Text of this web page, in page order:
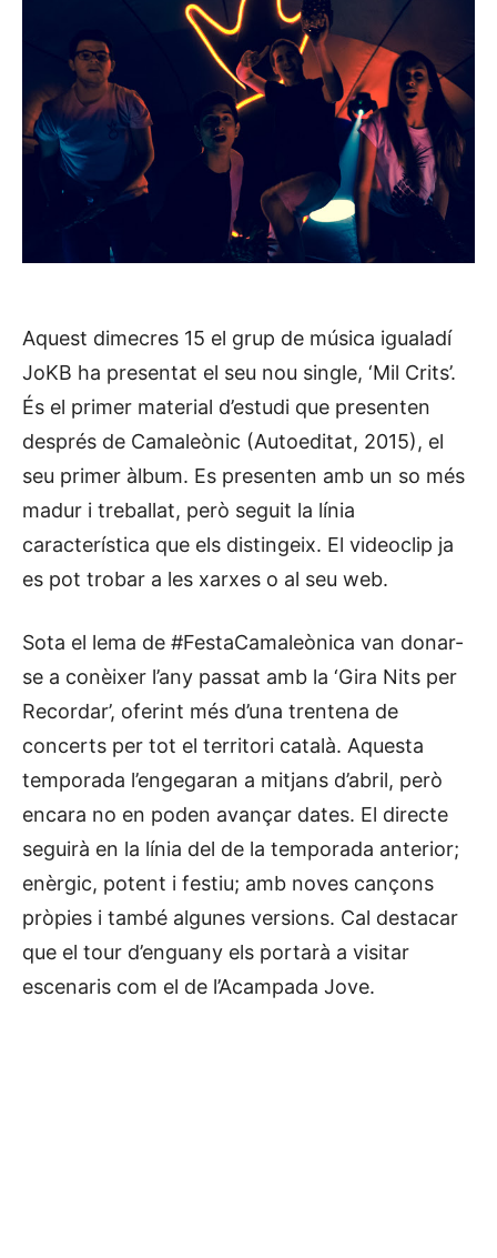
Aquest dimecres 15 el grup de música igualadí
JoKB ha presentat el seu nou single, ‘Mil Crits’.
És el primer material d’estudi que presenten
després de Camaleònic (Autoeditat, 2015), el
seu primer àlbum. Es presenten amb un so més
madur i treballat, però seguit la línia
característica que els distingeix. El videoclip ja
es pot trobar a les xarxes o al seu web.
Sota el lema de #FestaCamaleònica van donar-
se a conèixer l’any passat amb la ‘Gira Nits per
Recordar’, oferint més d’una trentena de
concerts per tot el territori català. Aquesta
temporada l’engegaran a mitjans d’abril, però
encara no en poden avançar dates. El directe
seguirà en la línia del de la temporada anterior;
enèrgic, potent i festiu; amb noves cançons
pròpies i també algunes versions. Cal destacar
que el tour d’enguany els portarà a visitar
escenaris com el de l’Acampada Jove.